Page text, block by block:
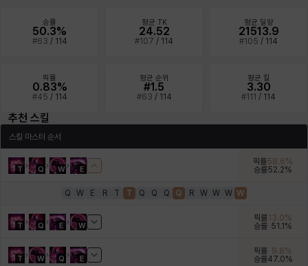
에스텔
윌리엄 유민 이바
이슈트반 이안 제니
승률
50.3%
#63 / 114
평균 TK
24.52
#107 / 114
평균 딜량
21513.9
#105 / 114
픽률
0.83%
#45 / 114
평균 순위
#1.5
#63 / 114
평균 킬
3.30
#111 / 114
추천 스킬
스킬 마스터 순서
T Q W E
픽률58.6%
승률52.2%
Q W E R T T Q Q Q Q R W W W W
T Q E W
픽률13.0%
승률 51.1%
T W Q E
픽률 9.8%
승률47.0%